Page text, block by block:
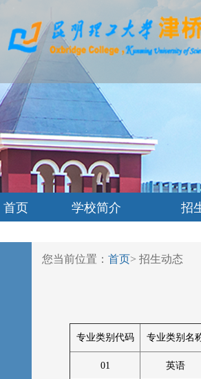
首页 学校简介 招
您当前位置： 首页> 招生动态
专业类别代码 专业类别名
01 英语